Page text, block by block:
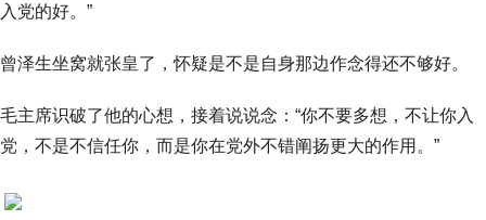
入党的好。”
曾泽生坐窝就张皇了，怀疑是不是自身那边作念得还不够好。
毛主席识破了他的心想，接着说说念：“你不要多想，不让你入
党，不是不信任你，而是你在党外不错阐扬更大的作用。”